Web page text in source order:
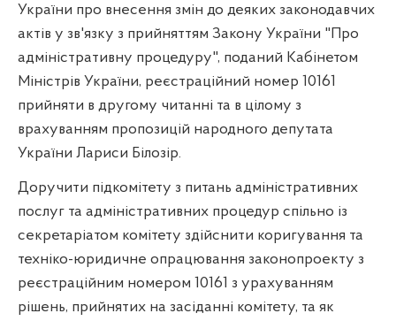
України про внесення змін до деяких законодавчих
актів у зв'язку з прийняттям Закону України "Про
адміністративну процедуру", поданий Кабінетом
Міністрів України, реєстраційний номер 10161
прийняти в другому читанні та в цілому з
врахуванням пропозицій народного депутата
України Лариси Білозір.
Доручити підкомітету з питань адміністративних
послуг та адміністративних процедур спільно із
секретаріатом комітету здійснити коригування та
техніко-юридичне опрацювання законопроекту з
реєстраційним номером 10161 з урахуванням
рішень, прийнятих на засіданні комітету, та як